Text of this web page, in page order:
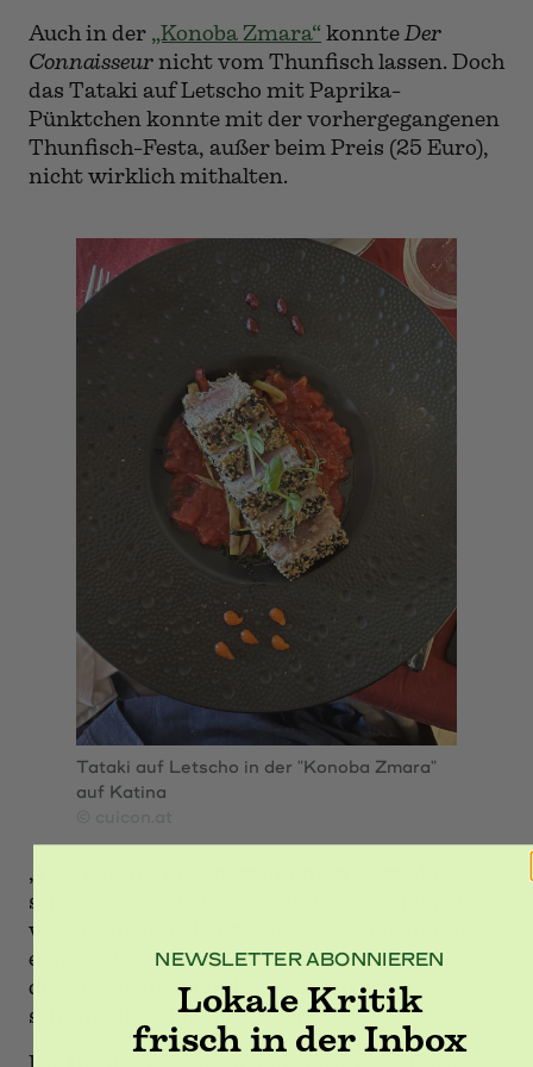
Auch in der „Konoba Zmara“ konnte Der
Connaisseur nicht vom Thunfisch lassen. Doch
das Tataki auf Letscho mit Paprika-
Pünktchen konnte mit der vorhergegangenen
Thunfisch-Festa, außer beim Preis (25 Euro),
nicht wirklich mithalten.
Tataki auf Letscho in der "Konoba Zmara"
auf Katina
„Das kommt davon, wenn man verwöhnt ist“,
stichelt
weil sie nicht dabei gewesen sei. Und damit
eine weitere Haube verpasst hat. „Aber ja, bei
dieser Garung wundert es mich nicht“,
stimmt sie schließlich doch zu.
NEWSLETTER ABONNIEREN
Lokale Kritik
frisch in der Inbox